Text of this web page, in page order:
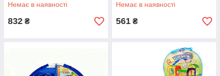
Немає в наявності
832 ₴
Немає в наявності
561 ₴